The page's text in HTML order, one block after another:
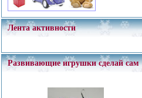
Лента активности
Развивающие игрушки сделай сам